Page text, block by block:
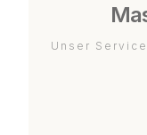
Unser